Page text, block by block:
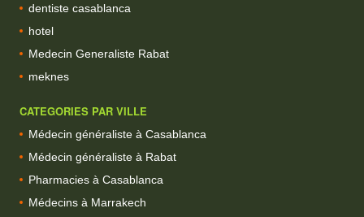
dentiste casablanca
hotel
Medecin Generaliste Rabat
meknes
CATEGORIES PAR VILLE
Médecin généraliste à Casablanca
Médecin généraliste à Rabat
Pharmacies à Casablanca
Médecins à Marrakech